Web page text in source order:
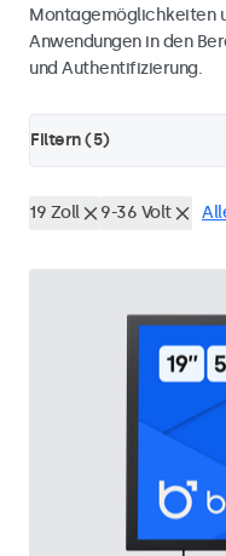
Montagemöglichkeiten
Anwendungen in den
und Authentifizierung.
Filtern (5)
19 Zoll 9-36 Volt